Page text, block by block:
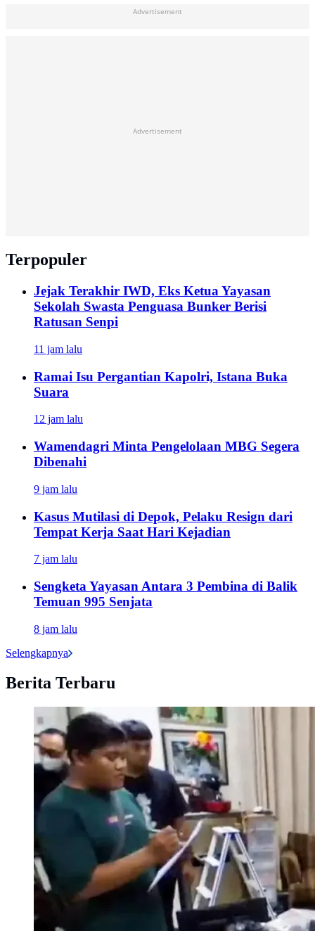
Advertisement
Advertisement
Terpopuler
Jejak Terakhir IWD, Eks Ketua Yayasan
Sekolah Swasta Penguasa Bunker Berisi
Ratusan Senpi
11 jam lalu
Ramai Isu Pergantian Kapolri, Istana Buka
Suara
12 jam lalu
Wamendagri Minta Pengelolaan MBG Segera
Dibenahi
9 jam lalu
Kasus Mutilasi di Depok, Pelaku Resign dari
Tempat Kerja Saat Hari Kejadian
7 jam lalu
Sengketa Yayasan Antara 3 Pembina di Balik
Temuan 995 Senjata
8 jam lalu
Selengkapnya
Berita Terbaru